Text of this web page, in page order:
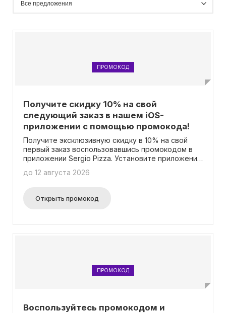
ПРОМОКОД
Получите скидку 10% на свой
следующий заказ в нашем iOS-
приложении с помощью промокода!
Получите эксклюзивную скидку в 10% на свой
первый заказ воспользовавшись промокодом в
приложении Sergio Pizza. Установите приложение
наслаждайтесь вкусными пиццами по выгодной
сэкономить и насладиться блюдами от Sergio
Pizza уже сегодня!
до 12 августа 2026
Открыть промокод
ПРОМОКОД
Воспользуйтесь промокодом и